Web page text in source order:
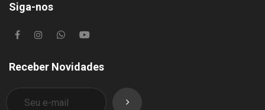
Siga-nos
Receber Novidades